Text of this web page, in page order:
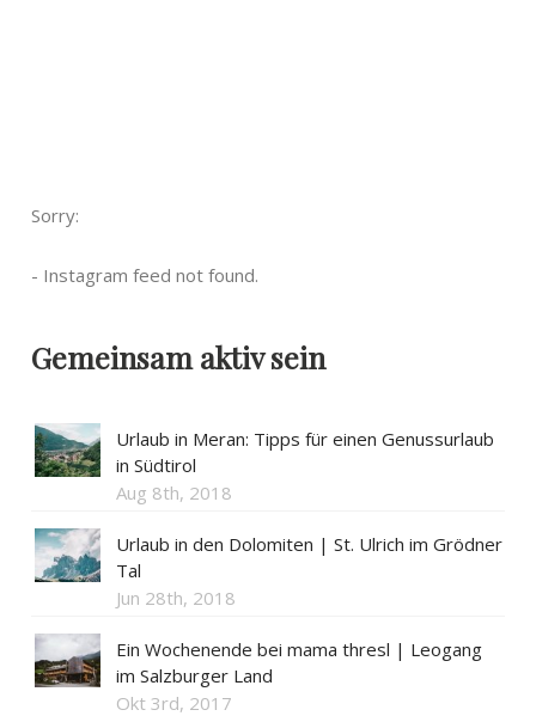
Sorry:
- Instagram feed not found.
Gemeinsam aktiv sein
Urlaub in Meran: Tipps für einen Genussurlaub
in Südtirol
Aug 8th, 2018
Urlaub in den Dolomiten | St. Ulrich im Grödner
Tal
Jun 28th, 2018
Ein Wochenende bei mama thresl | Leogang
im Salzburger Land
Okt 3rd, 2017